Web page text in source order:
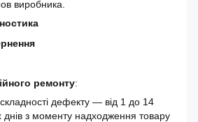
виробника.
ремонту:
дефекту — від 1 до 14
днів з моменту надходження товару